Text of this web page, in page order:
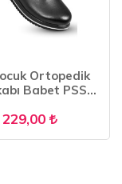
Babet PSSK
229,00